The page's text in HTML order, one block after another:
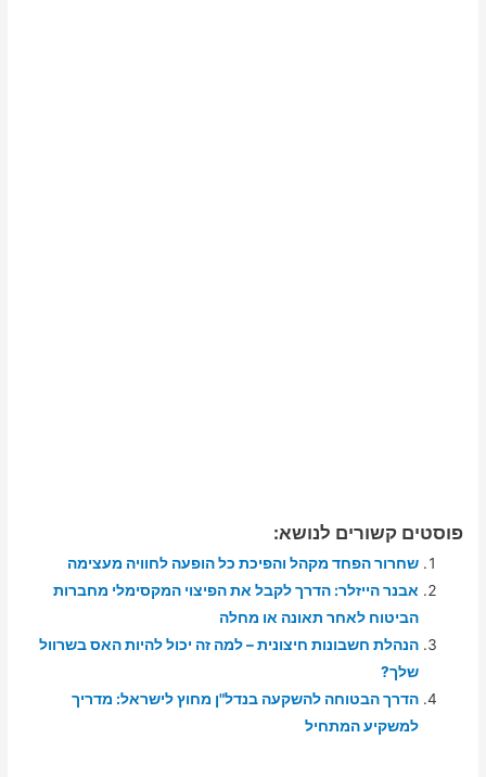
פוסטים קשורים לנושא:
שחרור הפחד מקהל והפיכת כל הופעה לחוויה מעצימה
אבנר הייזלר: הדרך לקבל את הפיצוי המקסימלי מחברות
הביטוח לאחר תאונה או מחלה
הנהלת חשבונות חיצונית – למה זה יכול להיות האס בשרוול
שלך?
הדרך הבטוחה להשקעה בנדל"ן מחוץ לישראל: מדריך
למשקיע המתחיל